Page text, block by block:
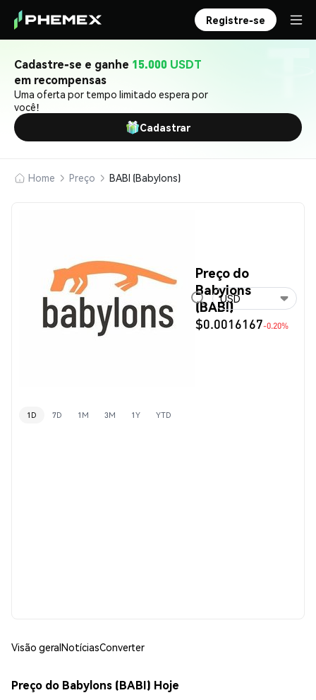
Registre-se
Cadastre-se e ganhe 15.000 USDT
em recompensas
Uma oferta por tempo limitado espera por
você!
Cadastrar
Home Preço BABI (Babylons)
Preço do
Babylons
(BABI)
$0.0016167-0.20%
USD
1D 7D 1M 3M 1Y YTD
Visão geralNotíciasConverter
Preço do Babylons (BABI) Hoje